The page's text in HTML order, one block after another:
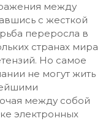
между
с жесткой
переросла в
странах мира
Но самое
не могут жить
между собой
электронных